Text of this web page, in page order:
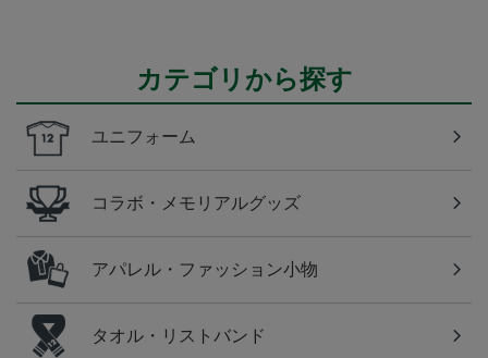
カテゴリから探す
ユニフォーム
コラボ・メモリアルグッズ
アパレル・ファッション小物
タオル・リストバンド